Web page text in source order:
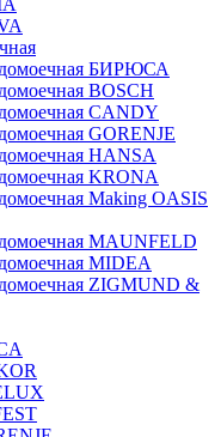
БИРЮСА
BOSCH
CANDY
GORENJE
HANSA
KRONA
Making OASIS
MAUNFELD
MIDEA
ZIGMUND &